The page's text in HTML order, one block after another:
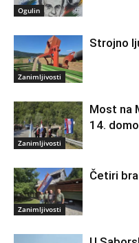
Ogulin
Zanimljivosti
Strojno
Zanimljivosti
Most na
14.
Zanimljivosti
Četiri